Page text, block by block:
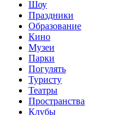
Шоу
Праздники
Образование
Кино
Музеи
Парки
Погулять
Туристу
Театры
Пространства
Клубы